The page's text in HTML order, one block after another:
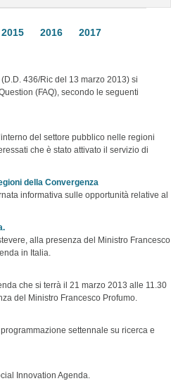
2015 2016 2017
436/Ric del 13 marzo 2013) si
(FAQ), secondo le seguenti
del settore pubblico nelle regioni
che è stato attivato il servizio di
della Convergenza
informativa sulle opportunità relative al
alla presenza del Ministro Francesco
in Italia.
che si terrà il 21 marzo 2013 alle 11.30
del Ministro Francesco Profumo.
settennale su ricerca e
Innovation Agenda.